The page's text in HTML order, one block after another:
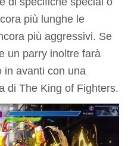
più lunghe le
più aggressivi. Se
un parry inoltre farà
in avanti con una
di The King of Fighters.